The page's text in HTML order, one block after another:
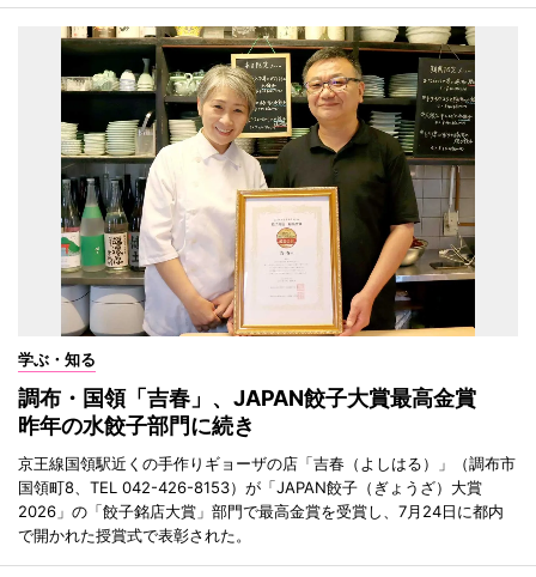
学ぶ・知る
調布・国領「吉春」、JAPAN餃子大賞最高金賞
昨年の水餃子部門に続き
京王線国領駅近くの手作りギョーザの店「吉春（よしはる）」（調布市
国領町8、TEL 042-426-8153）が「JAPAN餃子（ぎょうざ）大賞
2026」の「餃子銘店大賞」部門で最高金賞を受賞し、7月24日に都内
で開かれた授賞式で表彰された。